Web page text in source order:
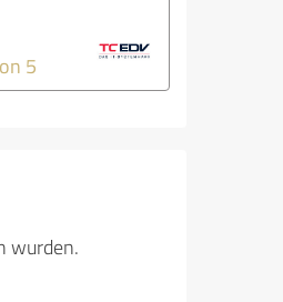
5
wurden.